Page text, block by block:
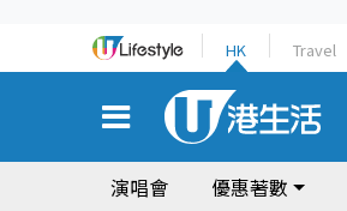
HK Travel
演唱會 優惠著數